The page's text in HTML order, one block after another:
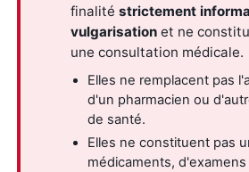
finalitéstrictement
vulgarisation et ne
une consultation médicale.
Elles ne remplacent pas
d'un pharmacien ou
de santé.
Elles ne constituent pas
médicaments,